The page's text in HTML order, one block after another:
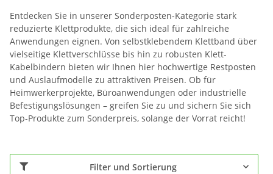
Entdecken Sie in unserer Sonderposten-Kategorie stark
reduzierte Klettprodukte, die sich ideal für zahlreiche
Anwendungen eignen. Von selbstklebendem Klettband über
vielseitige Klettverschlüsse bis hin zu robusten Klett-
Kabelbindern bieten wir Ihnen hier hochwertige Restposten
und Auslaufmodelle zu attraktiven Preisen. Ob für
Heimwerkerprojekte, Büroanwendungen oder industrielle
Befestigungslösungen – greifen Sie zu und sichern Sie sich
Top-Produkte zum Sonderpreis, solange der Vorrat reicht!
Filter und Sortierung